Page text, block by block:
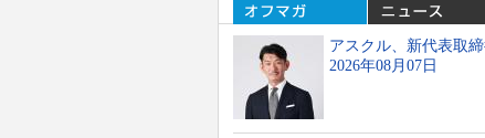
アスクル、新代表取
2026年08月07日